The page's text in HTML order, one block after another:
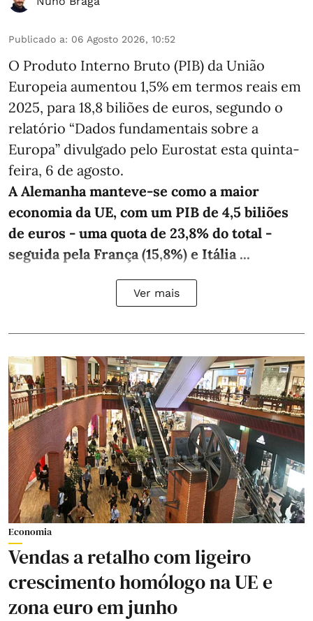
Publicado a: 06 Agosto 2026, 10:52
O Produto Interno Bruto (PIB) da União
Europeia aumentou 1,5% em termos reais em
2025, para 18,8 biliões de euros, segundo o
relatório “Dados fundamentais sobre a
Europa” divulgado pelo Eurostat esta quinta-
feira, 6 de agosto.
A Alemanha manteve‑se como a maior
economia da UE, com um PIB de 4,5 biliões
de euros - uma quota de 23,8% do total -
seguida pela França (15,8%) e Itália ...
Ver mais
Economia
Vendas a retalho com ligeiro
crescimento homólogo na UE e
zona euro em junho